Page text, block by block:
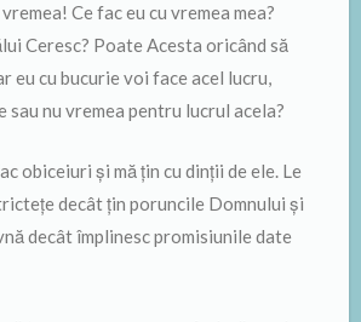
Ce fac eu cu vremea mea?
Ceresc? Poate Acesta oricând să
eu cu bucurie voi face acel lucru,
sau nu vremea pentru lucrul acela?
obiceiuri și mă țin cu dinții de ele. Le
decât țin poruncile Domnului și
decât împlinesc promisiunile date